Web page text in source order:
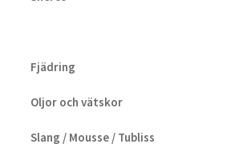
Fjädring
Oljor och vätskor
Slang / Mousse / Tubliss